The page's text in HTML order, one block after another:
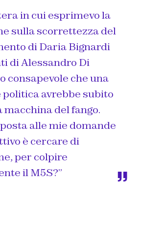
in cui esprimevo la
sulla scorrettezza del
di Daria Bignardi
di Alessandro Di
consapevole che una
avrebbe subito
del fango.
alle mie domande
è cercare di
per colpire
il M5S?”